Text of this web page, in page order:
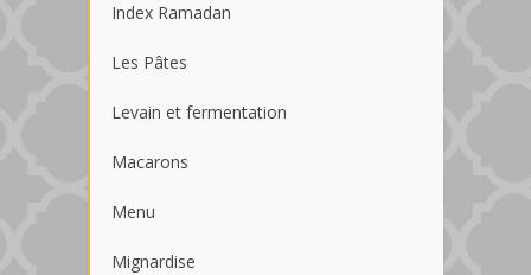
Index Ramadan
Les Pâtes
Levain et fermentation
Macarons
Menu
Mignardise